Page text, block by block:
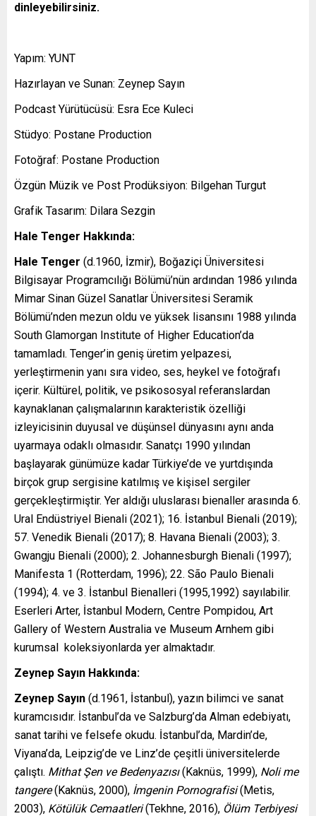
dinleyebilirsiniz.
Yapım: YUNT
Hazırlayan ve Sunan: Zeynep Sayın
Podcast Yürütücüsü: Esra Ece Kuleci
Stüdyo: Postane Production
Fotoğraf: Postane Production
Özgün Müzik ve Post Prodüksiyon: Bilgehan Turgut
Grafik Tasarım: Dilara Sezgin
Hale Tenger Hakkında:
Hale Tenger (d.1960, İzmir), Boğaziçi Üniversitesi
Bilgisayar Programcılığı Bölümü’nün ardından 1986 yılında
Mimar Sinan Güzel Sanatlar Üniversitesi Seramik
Bölümü’nden mezun oldu ve yüksek lisansını 1988 yılında
South Glamorgan Institute of Higher Education’da
tamamladı. Tenger’in geniş üretim yelpazesi,
yerleştirmenin yanı sıra video, ses, heykel ve fotoğrafı
içerir. Kültürel, politik, ve psikososyal referanslardan
kaynaklanan çalışmalarının karakteristik özelliği
izleyicisinin duyusal ve düşünsel dünyasını aynı anda
uyarmaya odaklı olmasıdır. Sanatçı 1990 yılından
başlayarak günümüze kadar Türkiye’de ve yurtdışında
birçok grup sergisine katılmış ve kişisel sergiler
gerçekleştirmiştir. Yer aldığı uluslarası bienaller arasında 6.
Ural Endüstriyel Bienali (2021); 16. İstanbul Bienali (2019);
57. Venedik Bienali (2017); 8. Havana Bienali (2003); 3.
Gwangju Bienali (2000); 2. Johannesburgh Bienali (1997);
Manifesta 1 (Rotterdam, 1996); 22. São Paulo Bienali
(1994); 4. ve 3. İstanbul Bienalleri (1995,1992) sayılabilir.
Eserleri Arter, İstanbul Modern, Centre Pompidou, Art
Gallery of Western Australia ve Museum Arnhem gibi
kurumsal koleksiyonlarda yer almaktadır.
Zeynep Sayın Hakkında:
Zeynep Sayın (d.1961, İstanbul), yazın bilimci ve sanat
kuramcısıdır. İstanbul’da ve Salzburg’da Alman edebiyatı,
sanat tarihi ve felsefe okudu. İstanbul’da, Mardin’de,
Viyana’da, Leipzig’de ve Linz’de çeşitli üniversitelerde
çalıştı. Mithat Şen ve Bedenyazısı(Kaknüs, 1999), Noli me
tangere(Kaknüs, 2000), İmgenin Pornografisi(Metis,
2003), Kötülük Cemaatleri(Tekhne, 2016), Ölüm Terbiyesi